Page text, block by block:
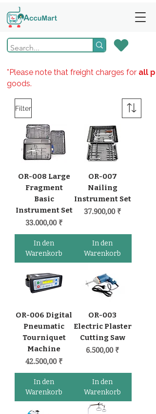
*Please note that freight charges for all
goods.
Filter
OR-008 Large
Fragment
Basic
Instrument Set
Preis
33.000,00 ₹
In den
Warenkorb
OR-007
Nailing
Instrument Set
Preis
37.900,00 ₹
In den
Warenkorb
OR-006 Digital
Pneumatic
Tourniquet
Machine
Preis
42.500,00 ₹
In den
Warenkorb
OR-003
Electric Plaster
Cutting Saw
Preis
6.500,00 ₹
In den
Warenkorb